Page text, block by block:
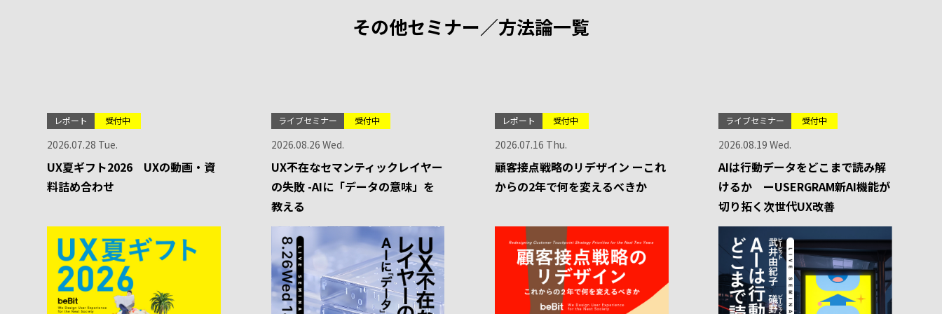
その他セミナー／方法論一覧
レポート 受付中
2026.07.28 Tue.
UX夏ギフト2026 UXの動画・資
料詰め合わせ
ライブセミナー 受付中
2026.08.26 Wed.
UX不在なセマンティックレイヤー
の失敗 -AIに「データの意味」を
教える
レポート 受付中
2026.07.16 Thu.
顧客接点戦略のリデザイン ーこれ
からの2年で何を変えるべきか
ライブセミナー 受付中
2026.08.19 Wed.
AIは行動データをどこまで読み解
けるか ーUSERGRAM新AI機能が
切り拓く次世代UX改善